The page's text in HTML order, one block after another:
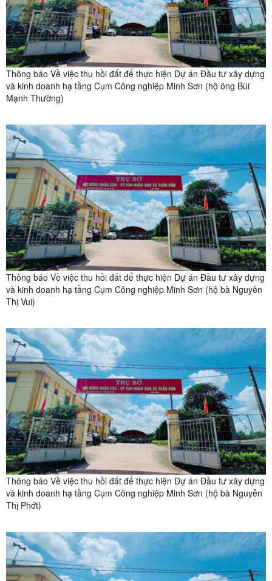
Thông báo Về việc thu hồi đất để thực hiện Dự án Đầu tư xây dựng
và kinh doanh hạ tầng Cụm Công nghiệp Minh Sơn (hộ ông Bùi
Mạnh Thường)
Thông báo Về việc thu hồi đất để thực hiện Dự án Đầu tư xây dựng
và kinh doanh hạ tầng Cụm Công nghiệp Minh Sơn (hộ bà Nguyễn
Thị Vui)
Thông báo Về việc thu hồi đất để thực hiện Dự án Đầu tư xây dựng
và kinh doanh hạ tầng Cụm Công nghiệp Minh Sơn (hộ bà Nguyễn
Thị Phớt)